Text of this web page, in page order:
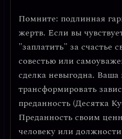
Помните: подлинная
жертв. Если вы
"заплатить" за счастье
совестью или
сделка невыгодна.
трансформировать
преданность (Десятка
Преданность своим
человеку или